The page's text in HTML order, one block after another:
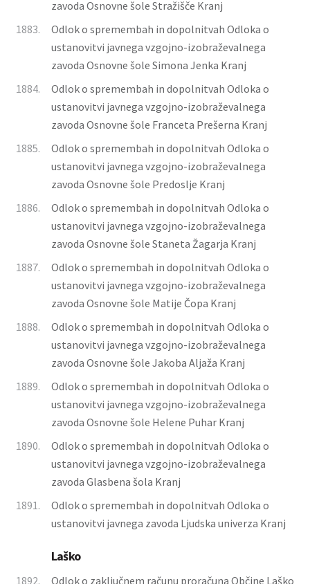
zavoda Osnovne šole Stražišče Kranj
1883.
Odlok o spremembah in dopolnitvah Odloka o
ustanovitvi javnega vzgojno-izobraževalnega
zavoda Osnovne šole Simona Jenka Kranj
1884.
Odlok o spremembah in dopolnitvah Odloka o
ustanovitvi javnega vzgojno-izobraževalnega
zavoda Osnovne šole Franceta Prešerna Kranj
1885.
Odlok o spremembah in dopolnitvah Odloka o
ustanovitvi javnega vzgojno-izobraževalnega
zavoda Osnovne šole Predoslje Kranj
1886.
Odlok o spremembah in dopolnitvah Odloka o
ustanovitvi javnega vzgojno-izobraževalnega
zavoda Osnovne šole Staneta Žagarja Kranj
1887.
Odlok o spremembah in dopolnitvah Odloka o
ustanovitvi javnega vzgojno-izobraževalnega
zavoda Osnovne šole Matije Čopa Kranj
1888.
Odlok o spremembah in dopolnitvah Odloka o
ustanovitvi javnega vzgojno-izobraževalnega
zavoda Osnovne šole Jakoba Aljaža Kranj
1889.
Odlok o spremembah in dopolnitvah Odloka o
ustanovitvi javnega vzgojno-izobraževalnega
zavoda Osnovne šole Helene Puhar Kranj
1890.
Odlok o spremembah in dopolnitvah Odloka o
ustanovitvi javnega vzgojno-izobraževalnega
zavoda Glasbena šola Kranj
1891.
Odlok o spremembah in dopolnitvah Odloka o
ustanovitvi javnega zavoda Ljudska univerza Kranj
Laško
1892. Odlok o zaključnem računu proračuna Občine Laško